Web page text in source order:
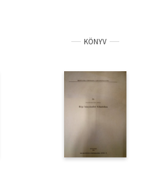
KÖNYV